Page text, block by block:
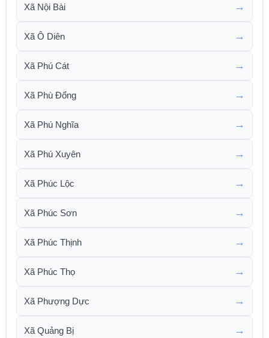
Xã Nội Bài →
Xã Ô Diên →
Xã Phú Cát →
Xã Phù Đổng →
Xã Phú Nghĩa →
Xã Phú Xuyên →
Xã Phúc Lộc →
Xã Phúc Sơn →
Xã Phúc Thịnh →
Xã Phúc Thọ →
Xã Phượng Dực →
Xã Quảng Bị →